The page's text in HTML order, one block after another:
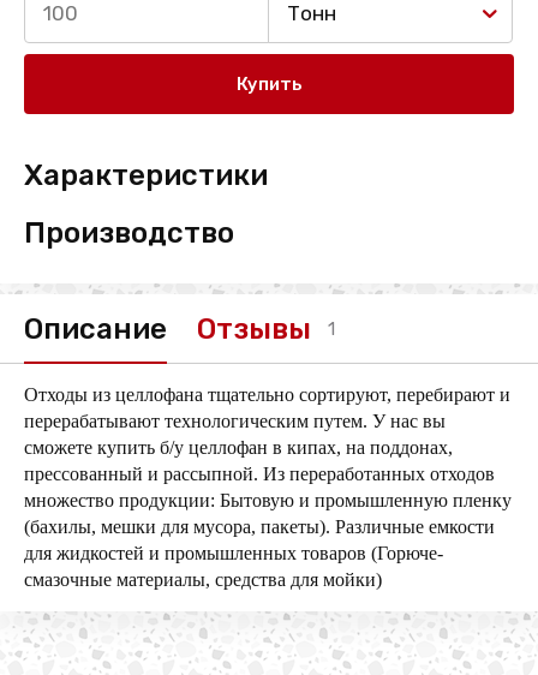
Тонн
Купить
Характеристики
Производство
Описание Отзывы 1
Отходы из целлофана тщательно сортируют, перебирают и
перерабатывают технологическим путем. У нас вы
сможете купить б/у целлофан в кипах, на поддонах,
прессованный и рассыпной. Из переработанных отходов
множество продукции: Бытовую и промышленную пленку
(бахилы, мешки для мусора, пакеты). Различные емкости
для жидкостей и промышленных товаров (Горюче-
смазочные материалы, средства для мойки)